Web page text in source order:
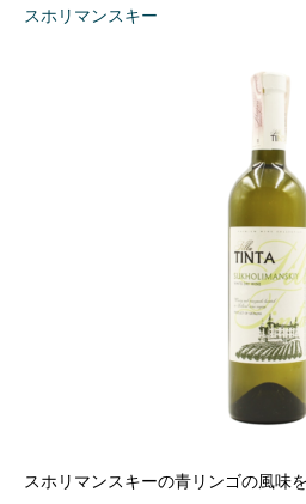
スホリマンスキー
スホリマンスキーの青リンゴの風味